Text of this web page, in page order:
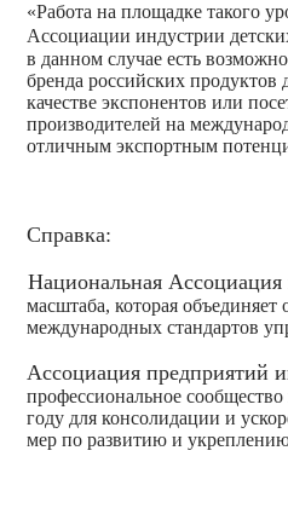
«Работа на площадке такого
Ассоциации индустрии
в данном случае есть
бренда российских
качестве экспонентов или
производителей на
отличным экспортным
Справка:
Национальная
масштаба, которая
международных стандартов
Ассоциация предприятий
профессиональное
году для консолидации и
мер по развитию и